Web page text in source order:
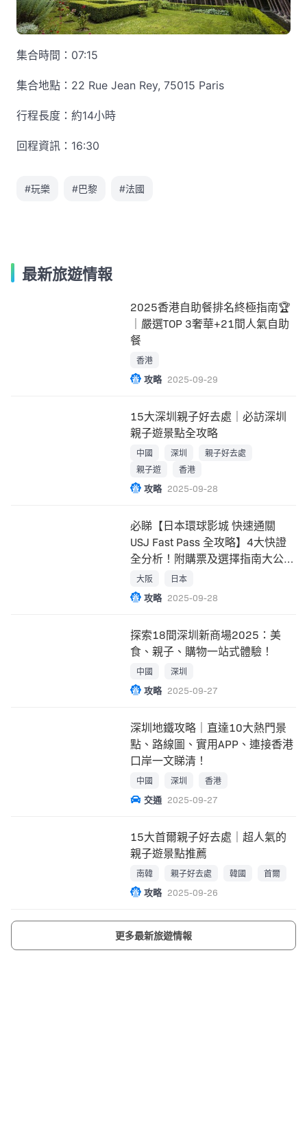
集合時間：07:15
集合地點：22 Rue Jean Rey, 75015 Paris
行程長度：約14小時
回程資訊：16:30
#玩樂 #巴黎 #法國
最新旅遊情報
2025香港自助餐排名終極指南🏆
｜嚴選TOP 3奢華+21間人氣自助
餐
香港
攻略 2025-09-29
15大深圳親子好去處｜必訪深圳
親子遊景點全攻略
中國 深圳
親子好去處
親子遊
香港
攻略 2025-09-28
必睇【日本環球影城 快速通關
USJ Fast Pass 全攻略】4大快證
全分析！附購票及選擇指南大公
開！
大阪 日本
攻略 2025-09-28
探索18間深圳新商場2025：美
食、親子、購物一站式體驗！
中國 深圳
攻略 2025-09-27
深圳地鐵攻略｜直達10大熱門景
點、路線圖、實用APP、連接香港
口岸一文睇清！
中國 深圳 香港
交通 2025-09-27
15大首爾親子好去處｜超人氣的
親子遊景點推薦
南韓 親子好去處 韓國 首爾
攻略 2025-09-26
更多最新旅遊情報